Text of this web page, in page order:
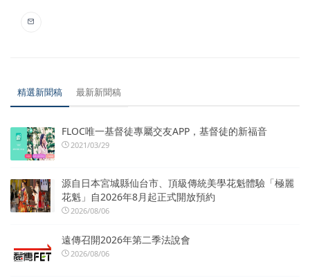
精選新聞稿 最新新聞稿
FLOC唯一基督徒專屬交友APP，基督徒的新福音
2021/03/29
源自日本宮城縣仙台市、頂級傳統美學花魁體驗「極麗
花魁」自2026年8月起正式開放預約
2026/08/06
遠傳召開2026年第二季法說會
2026/08/06